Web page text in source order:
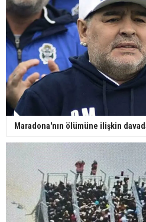
Maradona'nın ölümüne ilişkin